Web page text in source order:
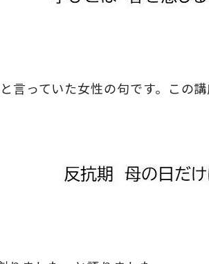
言っていた女性の句です。こ